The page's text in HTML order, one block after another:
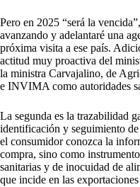
Pero en 2025 “será la
avanzando y adelantaré una
próxima visita a ese país.
actitud muy proactiva del
la ministra Carvajalino, de
e INVIMA como autoridades
La segunda es la trazabilidad
identificación y seguimiento
el consumidor conozca la
compra, sino como
sanitarias y de inocuidad de
que incide en las